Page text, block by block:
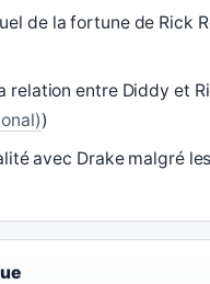
de la fortune de Rick
relation entre Diddy et
)
avec Drake malgré